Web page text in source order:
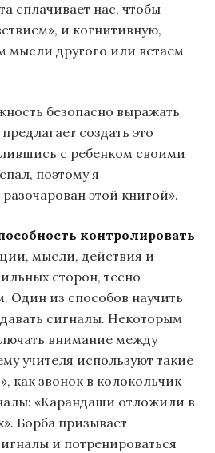
сплачивает нас, чтобы
и когнитивную,
мысли другого или встаем
безопасно выражать
создать это
с ребенком своими
поэтому я
этой книгой».
контролировать
мысли, действия и
сторон, тесно
Один из способов научить
сигналы. Некоторым
внимание между
учителя используют такие
как звонок в колокольчик
«Карандаши отложили в
Борба призывает
и потренироваться